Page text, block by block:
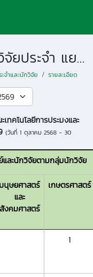
รายชื่ออาจารย์และนักวิจัยประจำ แยกตามหน่วยงาน
จำและนักวิจัย รายละเอียด
เทคโนโลยีการประมงและ
(วันที่ 1 ตุลาคม 2568 - 30
และนักวิจัยตามกลุ่มนักวิจัย
มนุษยศาสตร์
และ
สังคมศาสตร์
เกษตรศาสตร์
1